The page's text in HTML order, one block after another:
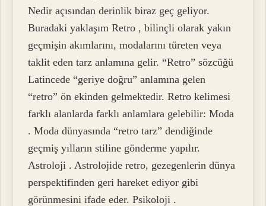
Nedir açısından derinlik biraz geç geliyor.
Buradaki yaklaşım Retro , bilinçli olarak yakın
geçmişin akımlarını, modalarını türeten veya
taklit eden tarz anlamına gelir. “Retro” sözcüğü
Latincede “geriye doğru” anlamına gelen
“retro” ön ekinden gelmektedir. Retro kelimesi
farklı alanlarda farklı anlamlara gelebilir: Moda
. Moda dünyasında “retro tarz” dendiğinde
geçmiş yılların stiline gönderme yapılır.
Astroloji . Astrolojide retro, gezegenlerin dünya
perspektifinden geri hareket ediyor gibi
görünmesini ifade eder. Psikoloji .